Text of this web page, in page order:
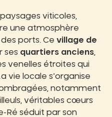
viticoles,
une atmosphère
ports. Ce village de
ses quartiers anciens
venelles étroites qui
vie locale s’organise
notamment
véritables cœurs
Ré séduit par son